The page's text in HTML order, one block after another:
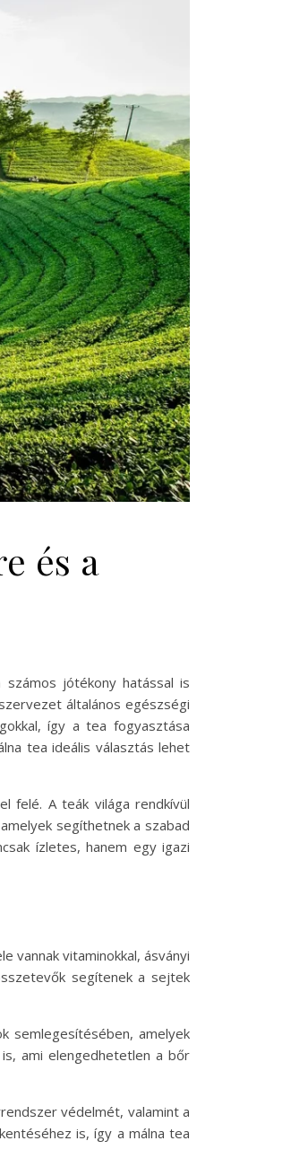
és a
jótékony hatással is
általános egészségi
így a tea fogyasztása
tea ideális választás lehet
felé. A teák világa rendkívül
segíthetnek a szabad
ízletes, hanem egy igazi
vannak vitaminokkal, ásványi
segítenek a sejtek
semlegesítésében, amelyek
ami elengedhetetlen a bőr
védelmét, valamint a
is, így a málna tea